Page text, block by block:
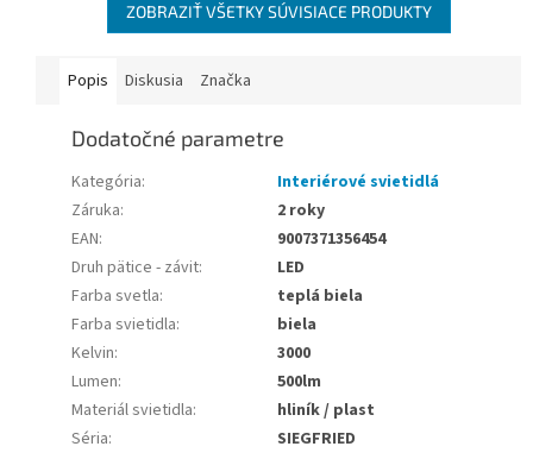
ZOBRAZIŤ VŠETKY SÚVISIACE PRODUKTY
Popis Diskusia Značka
Dodatočné parametre
Kategória:
Interiérové svietidlá
Záruka:
2 roky
EAN:
9007371356454
Druh pätice - závit:
LED
Farba svetla:
teplá biela
Farba svietidla:
biela
Kelvin:
3000
Lumen:
500lm
Materiál svietidla:
hliník / plast
Séria:
SIEGFRIED